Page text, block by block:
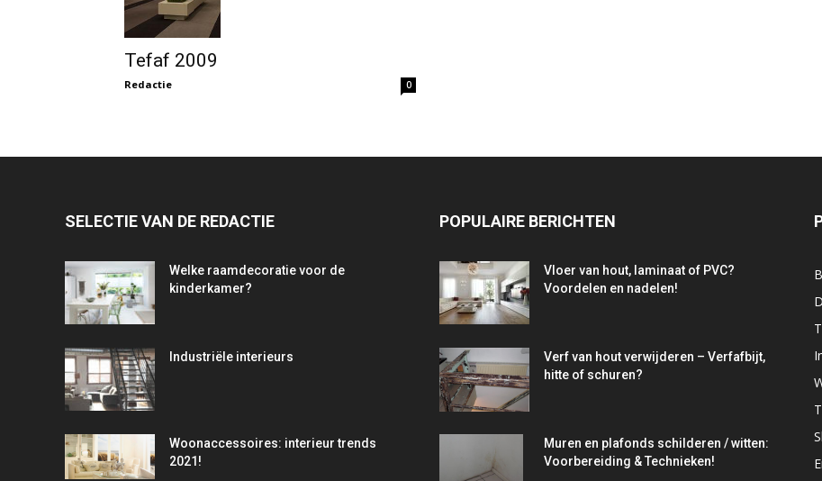
Tefaf 2009
Redactie 0
SELECTIE VAN DE REDACTIE
Welke raamdecoratie voor de
kinderkamer?
Industriële interieurs
Woonaccessoires: interieur trends
2021!
POPULAIRE BERICHTEN
Vloer van hout, laminaat of PVC?
Voordelen en nadelen!
Verf van hout verwijderen – Verfafbijt,
hitte of schuren?
Muren en plafonds schilderen / witten:
Voorbereiding & Technieken!